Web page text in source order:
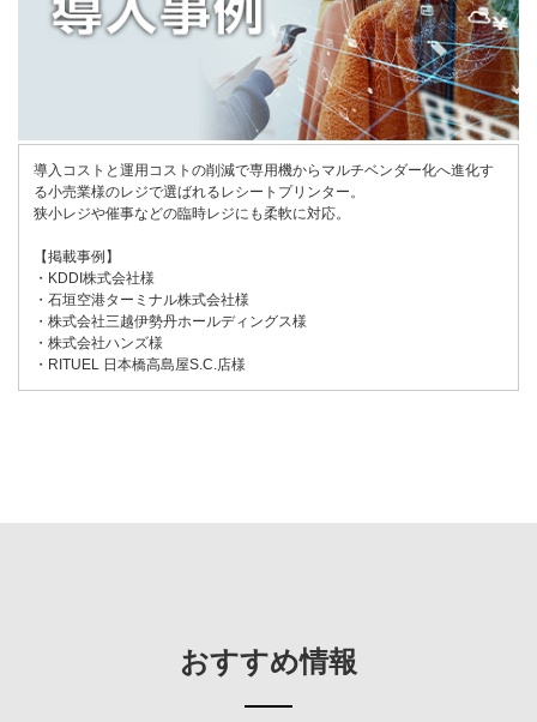
導入コストと運用コストの削減で専用機からマルチベンダー化へ進化す
る小売業様のレジで選ばれるレシートプリンター。
狭小レジや催事などの臨時レジにも柔軟に対応。
【掲載事例】
・KDDI株式会社様
・石垣空港ターミナル株式会社様
・株式会社三越伊勢丹ホールディングス様
・株式会社ハンズ様
・RITUEL 日本橋高島屋S.C.店様
おすすめ情報